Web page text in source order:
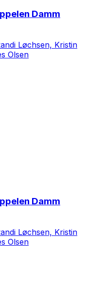
Damm
Løchsen, Kristin
Olsen
Damm
Løchsen, Kristin
Olsen